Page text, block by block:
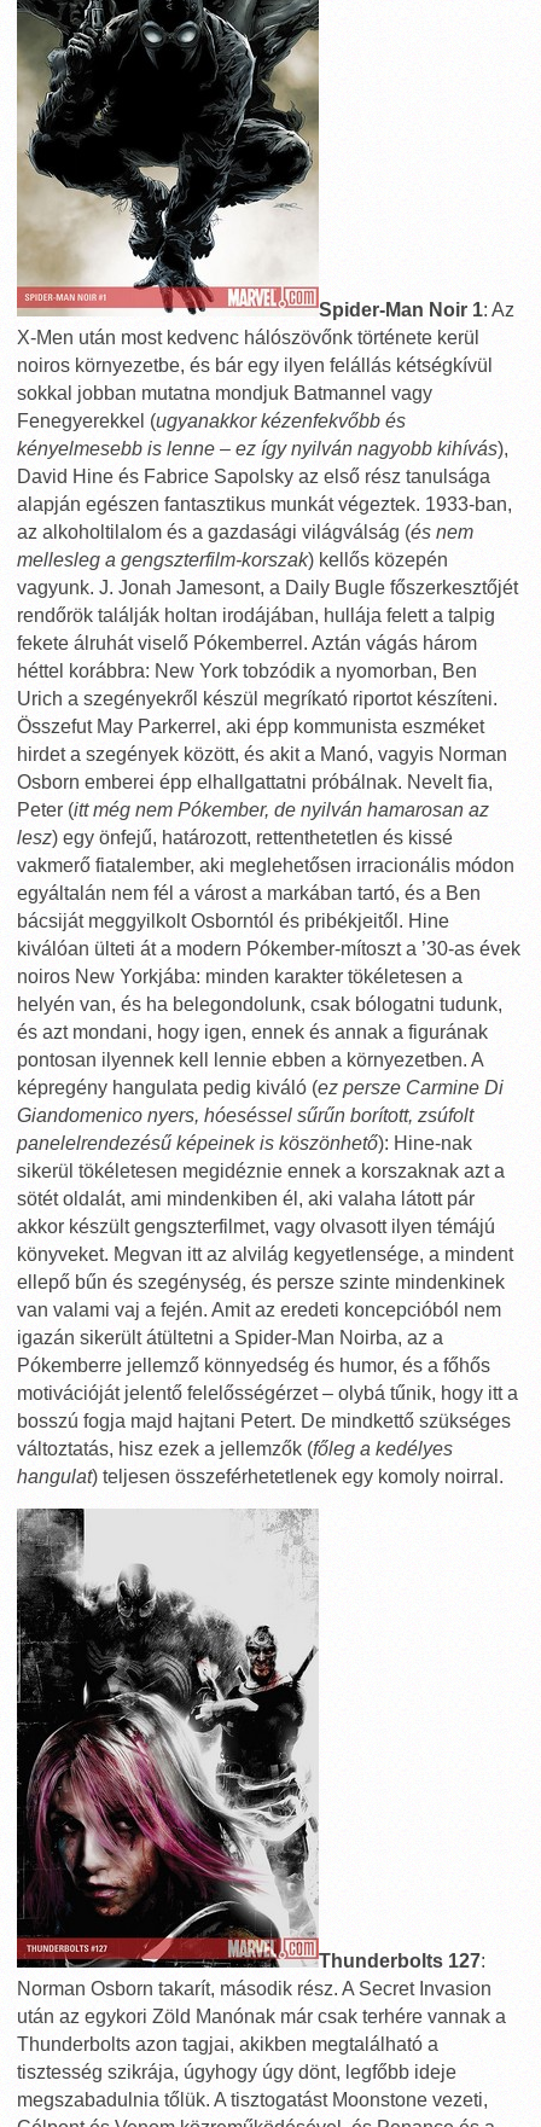
Spider-Man Noir 1: Az
X-Men után most kedvenc hálószövőnk története kerül
noiros környezetbe, és bár egy ilyen felállás kétségkívül
sokkal jobban mutatna mondjuk Batmannel vagy
Fenegyerekkel (ugyanakkor kézenfekvőbb és
kényelmesebb is lenne – ez így nyilván nagyobb kihívás),
David Hine és Fabrice Sapolsky az első rész tanulsága
alapján egészen fantasztikus munkát végeztek. 1933-ban,
az alkoholtilalom és a gazdasági világválság (és nem
mellesleg a gengszterfilm-korszak) kellős közepén
vagyunk. J. Jonah Jamesont, a Daily Bugle főszerkesztőjét
rendőrök találják holtan irodájában, hullája felett a talpig
fekete álruhát viselő Pókemberrel. Aztán vágás három
héttel korábbra: New York tobzódik a nyomorban, Ben
Urich a szegényekről készül megríkató riportot készíteni.
Összefut May Parkerrel, aki épp kommunista eszméket
hirdet a szegények között, és akit a Manó, vagyis Norman
Osborn emberei épp elhallgattatni próbálnak. Nevelt fia,
Peter (itt még nem Pókember, de nyilván hamarosan az
lesz) egy önfejű, határozott, rettenthetetlen és kissé
vakmerő fiatalember, aki meglehetősen irracionális módon
egyáltalán nem fél a várost a markában tartó, és a Ben
bácsiját meggyilkolt Osborntól és pribékjeitől. Hine
kiválóan ülteti át a modern Pókember-mítoszt a ’30-as évek
noiros New Yorkjába: minden karakter tökéletesen a
helyén van, és ha belegondolunk, csak bólogatni tudunk,
és azt mondani, hogy igen, ennek és annak a figurának
pontosan ilyennek kell lennie ebben a környezetben. A
képregény hangulata pedig kiváló (ez persze Carmine Di
Giandomenico nyers, hóeséssel sűrűn borított, zsúfolt
panelelrendezésű képeinek is köszönhető): Hine-nak
sikerül tökéletesen megidéznie ennek a korszaknak azt a
sötét oldalát, ami mindenkiben él, aki valaha látott pár
akkor készült gengszterfilmet, vagy olvasott ilyen témájú
könyveket. Megvan itt az alvilág kegyetlensége, a mindent
ellepő bűn és szegénység, és persze szinte mindenkinek
van valami vaj a fején. Amit az eredeti koncepcióból nem
igazán sikerült átültetni a Spider-Man Noirba, az a
Pókemberre jellemző könnyedség és humor, és a főhős
motivációját jelentő felelősségérzet – olybá tűnik, hogy itt a
bosszú fogja majd hajtani Petert. De mindkettő szükséges
változtatás, hisz ezek a jellemzők (főleg a kedélyes
hangulat) teljesen összeférhetetlenek egy komoly noirral.
Thunderbolts 127:
Norman Osborn takarít, második rész. A Secret Invasion
után az egykori Zöld Manónak már csak terhére vannak a
Thunderbolts azon tagjai, akikben megtalálható a
tisztesség szikrája, úgyhogy úgy dönt, legfőbb ideje
megszabadulnia tőlük. A tisztogatást Moonstone vezeti,